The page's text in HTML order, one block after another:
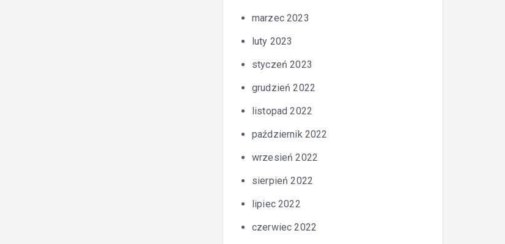
marzec 2023
luty 2023
styczeń 2023
grudzień 2022
listopad 2022
październik 2022
wrzesień 2022
sierpień 2022
lipiec 2022
czerwiec 2022